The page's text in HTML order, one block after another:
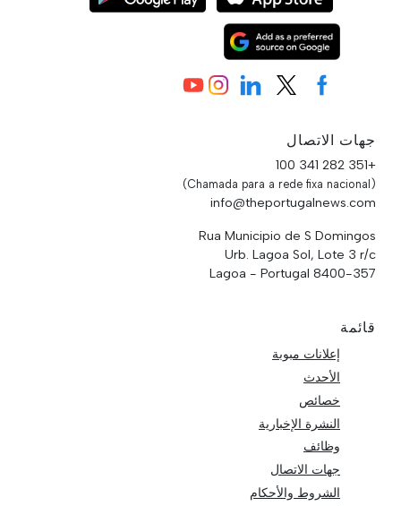
جهات الاتصال
+351 282 341 100
(Chamada para a rede fixa nacional)
info@theportugalnews.com
Rua Municipio de S Domingos
Urb. Lagoa Sol, Lote 3 r/c
8400-357 Lagoa - Portugal
قائمة
إعلانات مبوبة
الأحدث
خصائص
النشرة الإخبارية
وظائف
جهات الاتصال
الشروط والأحكام